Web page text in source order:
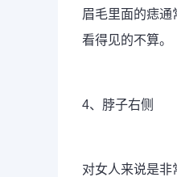
眉毛里面的痣通
看得见的不算。
4、脖子右侧
对女人来说是非